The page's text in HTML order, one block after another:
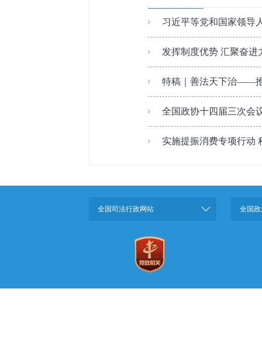
习近平等党和国家领导
发挥制度优势 汇聚奋进
特稿｜善法天下治——
全国政协十四届三次会
实施提振消费专项行
全国司法行政网站 全国